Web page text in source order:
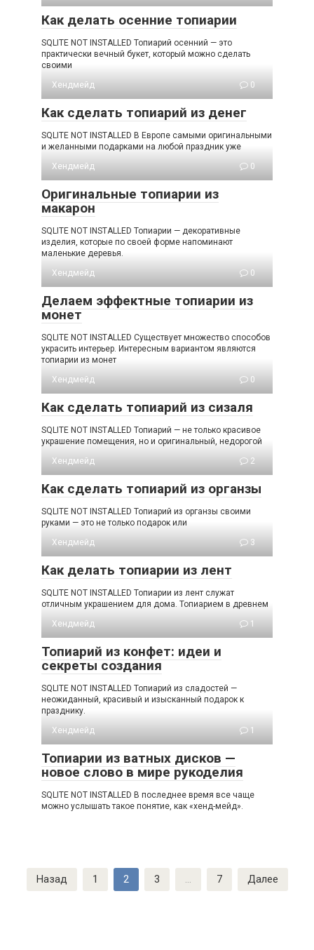
Как делать осенние топиарии
SQLITE NOT INSTALLED Топиарий осенний — это
практически вечный букет, который можно сделать
своими
Хендмейд
0
Как сделать топиарий из денег
SQLITE NOT INSTALLED В Европе самыми оригинальными
и желанными подарками на любой праздник уже
Хендмейд
0
Оригинальные топиарии из
макарон
SQLITE NOT INSTALLED Топиарии — декоративные
изделия, которые по своей форме напоминают
маленькие деревья.
Хендмейд
0
Делаем эффектные топиарии из
монет
SQLITE NOT INSTALLED Существует множество способов
украсить интерьер. Интересным вариантом являются
топиарии из монет
Хендмейд
0
Как сделать топиарий из сизаля
SQLITE NOT INSTALLED Топиарий — не только красивое
украшение помещения, но и оригинальный, недорогой
Хендмейд
2
Как сделать топиарий из органзы
SQLITE NOT INSTALLED Топиарий из органзы своими
руками — это не только подарок или
Хендмейд
3
Как делать топиарии из лент
SQLITE NOT INSTALLED Топиарии из лент служат
отличным украшением для дома. Топиарием в древнем
Хендмейд
1
Топиарий из конфет: идеи и
секреты создания
SQLITE NOT INSTALLED Топиарий из сладостей —
неожиданный, красивый и изысканный подарок к
празднику.
Хендмейд
1
Топиарии из ватных дисков —
новое слово в мире рукоделия
SQLITE NOT INSTALLED В последнее время все чаще
можно услышать такое понятие, как «хенд-мейд».
Пагинация
записей
Назад 1 2 3 … 7 Далее